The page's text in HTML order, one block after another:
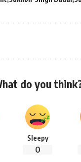
do you
Sleepy
0